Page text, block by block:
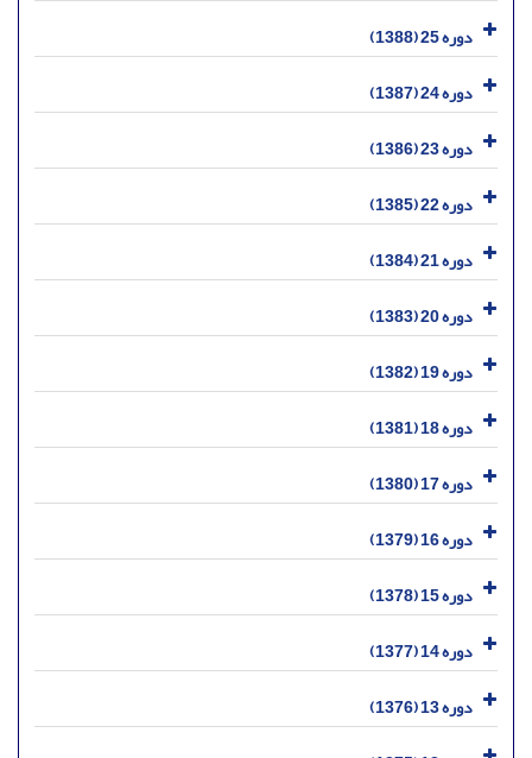
دوره 25 (1388)
دوره 24 (1387)
دوره 23 (1386)
دوره 22 (1385)
دوره 21 (1384)
دوره 20 (1383)
دوره 19 (1382)
دوره 18 (1381)
دوره 17 (1380)
دوره 16 (1379)
دوره 15 (1378)
دوره 14 (1377)
دوره 13 (1376)